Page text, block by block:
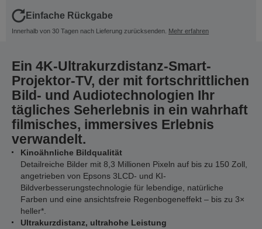
Einfache Rückgabe
Innerhalb von 30 Tagen nach Lieferung zurücksenden. Mehr erfahren
Ein 4K-Ultrakurzdistanz-Smart-
Projektor-TV, der mit fortschrittlichen
Bild- und Audiotechnologien Ihr
tägliches Seherlebnis in ein wahrhaft
filmisches, immersives Erlebnis
verwandelt.
Kinoähnliche Bildqualität
Detailreiche Bilder mit 8,3 Millionen Pixeln auf bis zu 150 Zoll,
angetrieben von Epsons 3LCD- und KI-
Bildverbesserungstechnologie für lebendige, natürliche
Farben und eine ansichtsfreie Regenbogeneffekt – bis zu 3×
heller*.
Ultrakurzdistanz, ultrahohe Leistung